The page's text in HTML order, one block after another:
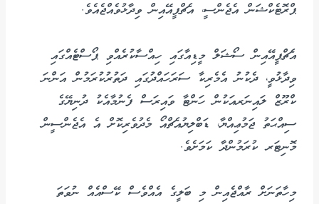
ޕްރޮޓެކްޝަން އެޖެންސީ، އެޗްޕީއޭއިން ވިދާޅުވެއްޖެއެވެ.
އެޗްޕީއޭއިން ސޯޝަލް މީޑިއާގައި ހިއްސާކުރެއްވި ޕޯސްޓެއްގައި
ވިދާޅުވީ، ދެކުނު އެމެރިކާ ސަރަހައްދުގައި ދަތުރުކުރަމުން އަންނަ
ކްރޫޒް ލައިނަރއަކުން ހަންޓާ ވައިރަސް ފެނުމާއެކު ދުނިޔޭގެ
ސިއްޙަތު ޖަމުޢިއްޔާ، ޑަބްލިޔުއެޗްއޯ މެދުވެރިކޮށް އެ އެޖެންސީން
މޮނިޓަރ ކުރަމުންދާ ކަމަށެވެ.
މިހާތަނަށް ރާއްޖެއިން މި ބަލީގެ އެއްވެސް ކޭސްއެއް ނުވަތަ